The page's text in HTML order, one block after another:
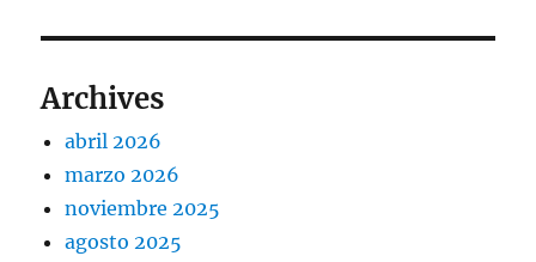
Archives
abril 2026
marzo 2026
noviembre 2025
agosto 2025